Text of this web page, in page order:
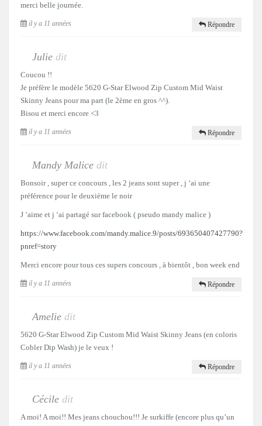
merci belle journée.
il y a 11 années Répondre
Julie dit
Coucou !!
Je préfère le modèle 5620 G-Star Elwood Zip Custom Mid Waist
Skinny Jeans pour ma part (le 2ème en gros ^^).
Bisou et merci encore <3
il y a 11 années Répondre
Mandy Malice dit
Bonsoir , super ce concours , les 2 jeans sont super , j ‘ai une
préférence pour le deuxième le noir
J ‘aime et j ‘ai partagé sur facebook ( pseudo mandy malice )
https://www.facebook.com/mandy.malice.9/posts/693650407427790?
pnref=story
Merci encore pour tous ces supers concours , à bientôt , bon week end
il y a 11 années Répondre
Amelie dit
5620 G-Star Elwood Zip Custom Mid Waist Skinny Jeans (en coloris
Cobler Dip Wash) je le veux !
il y a 11 années Répondre
Cécile dit
A moi! A moi!! Mes jeans chouchou!!! Je surkiffe (encore plus qu’un